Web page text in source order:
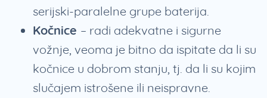
serijski-paralelne grupe baterija.
Kočnice – radi adekvatne i sigurne
vožnje, veoma je bitno da ispitate da li su
kočnice u dobrom stanju, tj. da li su kojim
slučajem istrošene ili neispravne.